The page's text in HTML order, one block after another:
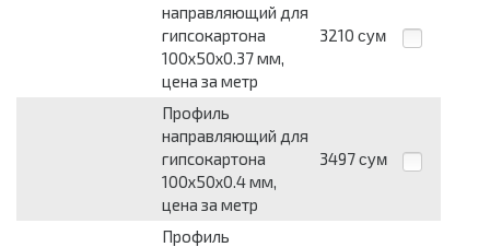
направляющий для
гипсокартона
100х50х0.37 мм,
цена за метр
3210 сум
Профиль
направляющий для
гипсокартона
100х50х0.4 мм,
цена за метр
3497 сум
Профиль